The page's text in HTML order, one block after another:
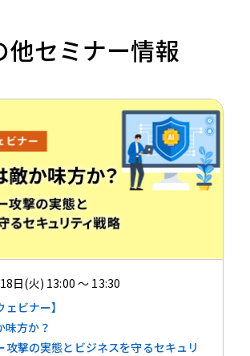
他セミナー情報
日(火) 13:00 ～ 13:30
ェビナー】
方か？
攻撃の実態とビジネスを守るセキュリ